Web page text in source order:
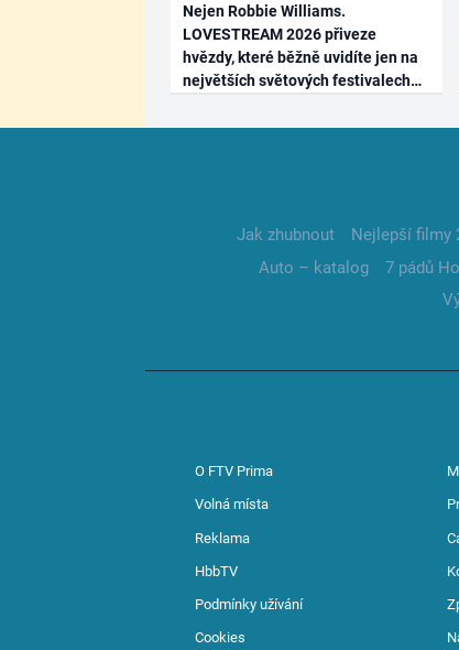
Nejen Robbie Williams.
LOVESTREAM 2026 přiveze
hvězdy, které běžně uvidíte jen na
největších světových festivalech
Jak zhubnout Nejlepší filmy
Auto – katalog
7 pádů
O FTV Prima
Volná místa
Reklama
HbbTV
Podmínky užívání
Cookies